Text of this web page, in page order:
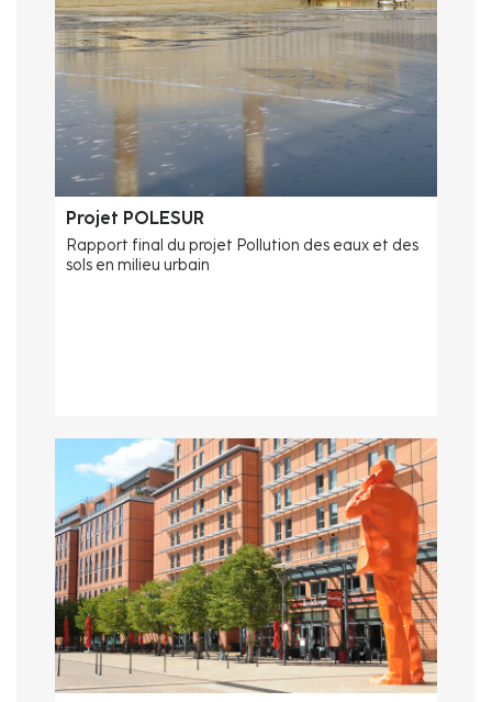
Projet POLESUR
Rapport final du projet Pollution des eaux et des
sols en milieu urbain